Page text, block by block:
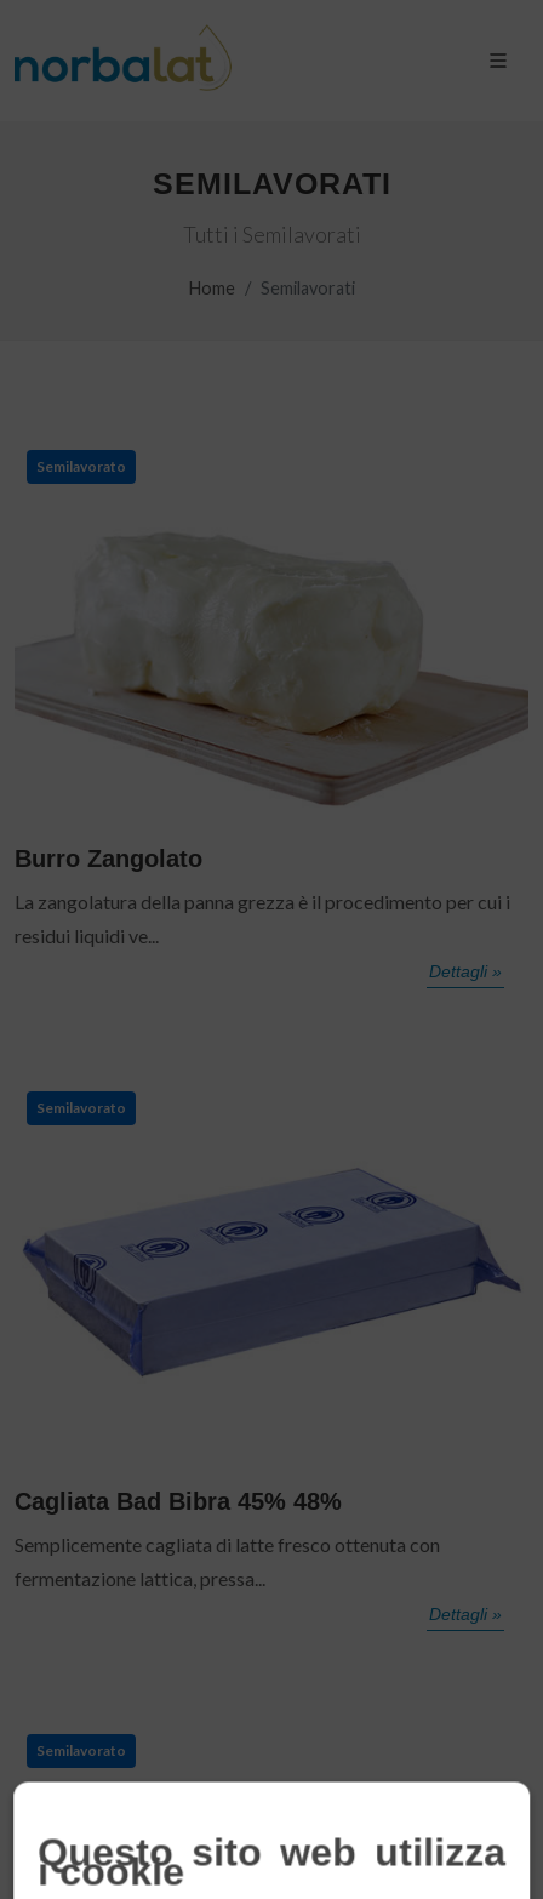
SEMILAVORATI
Tutti i Semilavorati
Home Semilavorati
Semilavorato
Burro Zangolato
La zangolatura della panna grezza è il procedimento per cui i
residui liquidi ve...
Dettagli »
Semilavorato
Cagliata Bad Bibra 45% 48%
Semplicemente cagliata di latte fresco ottenuta con
fermentazione lattica, pressa...
Dettagli »
Semilavorato
Questo sito web utilizza
i cookie